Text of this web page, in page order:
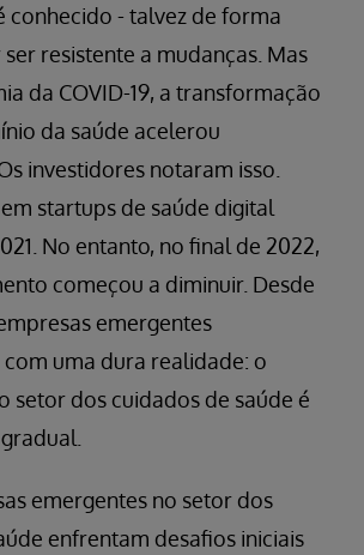
conhecido - talvez de forma
resistente a mudanças. Mas
da COVID-19, a transformação
da saúde acelerou
investidores notaram isso.
startups de saúde digital
No entanto, no final de 2022,
começou a diminuir. Desde
emergentes
uma dura realidade: o
setor dos cuidados de saúde é
emergentes no setor dos
enfrentam desafios iniciais